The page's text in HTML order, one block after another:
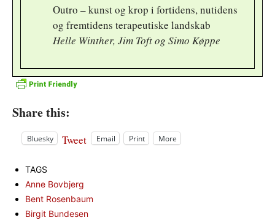
Outro – kunst og krop i fortidens, nutidens
og fremtidens terapeutiske landskab
Helle Winther, Jim Toft og Simo Køppe
Share this:
Bluesky Tweet Email Print More
TAGS
Anne Bovbjerg
Bent Rosenbaum
Birgit Bundesen